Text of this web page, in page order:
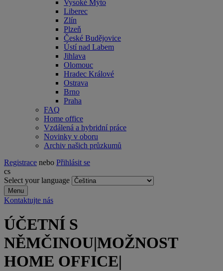
Vysoké Mýto
Liberec
Zlín
Plzeň
České Budějovice
Ústí nad Labem
Jihlava
Olomouc
Hradec Králové
Ostrava
Brno
Praha
FAQ
Home office
Vzdálená a hybridní práce
Novinky v oboru
Archiv našich průzkumů
Registrace nebo Přihlásit se
cs
Select your language
Menu
Kontaktujte nás
ÚČETNÍ S
NĚMČINOU|MOŽNOST
HOME OFFICE|